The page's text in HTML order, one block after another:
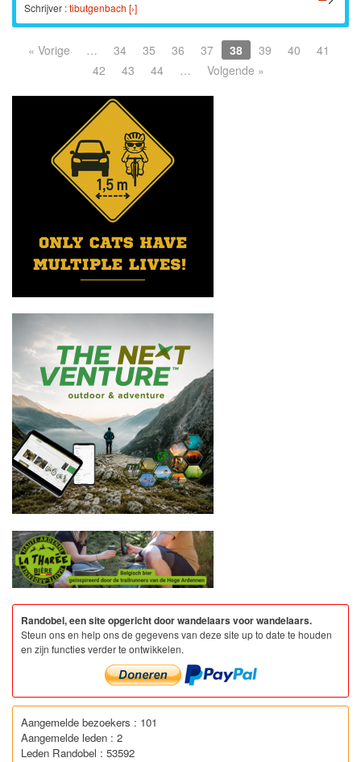
Schrijver :tibutgenbach [›]
« Vorige … 34 35 36 37 38 39 40
41
42
43 44 … Volgende »
Randobel, een site opgericht door wandelaars voor wandelaars.
Steun ons en help ons de gegevens van deze site up to date te houden
en zijn functies verder te ontwikkelen.
Aangemelde bezoekers : 101
Aangemelde leden : 2
Leden Randobel : 53592